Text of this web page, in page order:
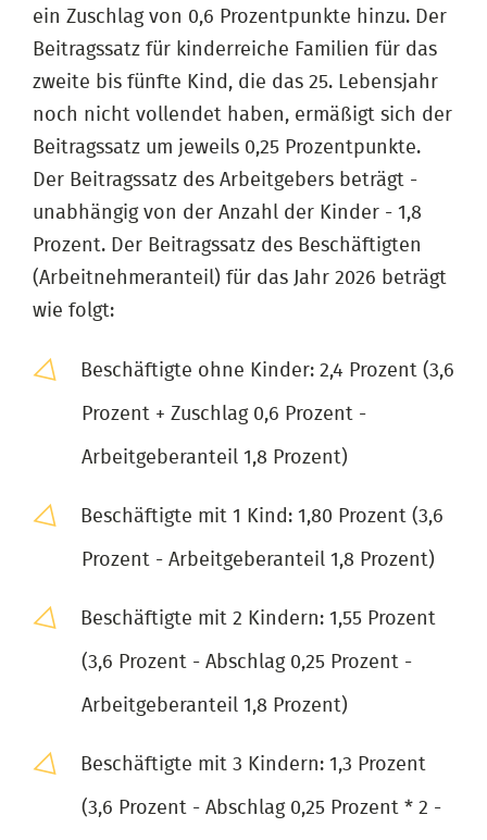
ein Zuschlag von 0,6 Prozentpunkte hinzu. Der
Beitragssatz für kinderreiche Familien für das
zweite bis fünfte Kind, die das 25. Lebensjahr
noch nicht vollendet haben, ermäßigt sich der
Beitragssatz um jeweils 0,25 Prozentpunkte.
Der Beitragssatz des Arbeitgebers beträgt -
unabhängig von der Anzahl der Kinder - 1,8
Prozent. Der Beitragssatz des Beschäftigten
(Arbeitnehmeranteil) für das Jahr 2026 beträgt
wie folgt:
Beschäftigte ohne Kinder: 2,4 Prozent (3,6
Prozent + Zuschlag 0,6 Prozent -
Arbeitgeberanteil 1,8 Prozent)
Beschäftigte mit 1 Kind: 1,80 Prozent (3,6
Prozent - Arbeitgeberanteil 1,8 Prozent)
Beschäftigte mit 2 Kindern: 1,55 Prozent
(3,6 Prozent - Abschlag 0,25 Prozent -
Arbeitgeberanteil 1,8 Prozent)
Beschäftigte mit 3 Kindern: 1,3 Prozent
(3,6 Prozent - Abschlag 0,25 Prozent * 2 -